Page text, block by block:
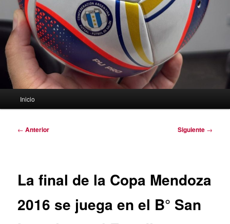
Inicio
Navegación
← Anterior Siguiente →
La final de la Copa Mendoza
2016 se juega en el B° San